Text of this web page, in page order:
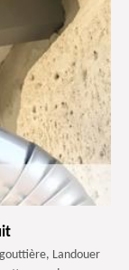
Landouer